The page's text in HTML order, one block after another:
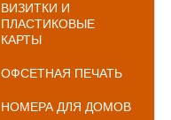
ВИЗИТКИ И
ПЛАСТИКОВЫЕ
КАРТЫ
ОФСЕТНАЯ ПЕЧАТЬ
НОМЕРА ДЛЯ ДОМОВ